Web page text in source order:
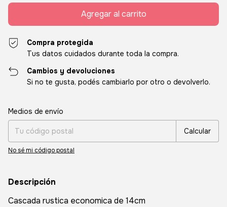
Compra protegida
Tus datos cuidados durante toda la compra.
Cambios y devoluciones
Si no te gusta, podés cambiarlo por otro o devolverlo.
Entregas para el CP:
Medios de envío
Calcular
No sé mi código postal
Descripción
Cascada rustica economica de 14cm